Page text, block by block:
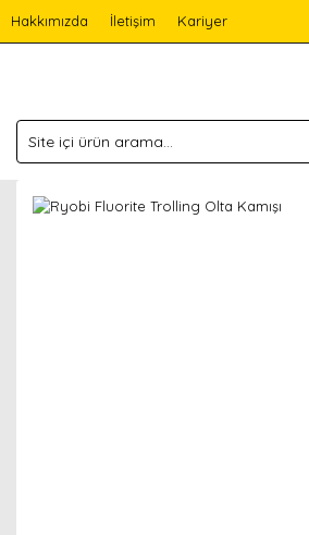
Hakkımızda İletişim Kariyer